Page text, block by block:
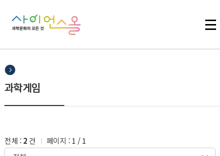
과학게임
전체 : 2건 페이지 : 1 /1